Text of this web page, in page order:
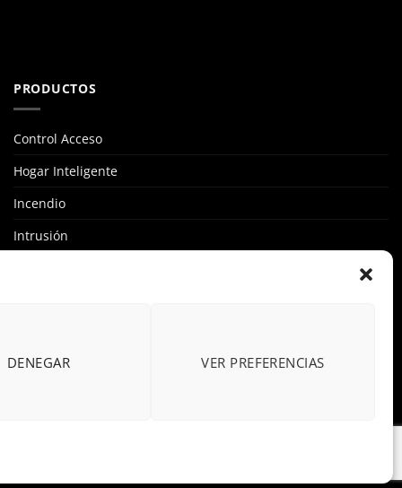
DENEGAR VER PREFERENCIAS
PRODUCTOS
Control Acceso
Hogar Inteligente
Incendio
Intrusión
Videovigilancia